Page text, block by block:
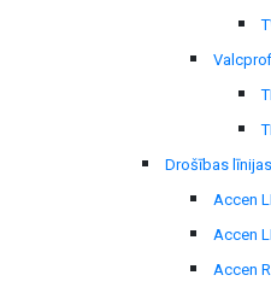
Drošības līnijas
Accen
Accen
Accen